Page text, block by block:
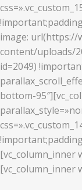
image: url(https://
content/uploads/
id=2049)
bottom-
[vc_column_inner
[vc_column_inner